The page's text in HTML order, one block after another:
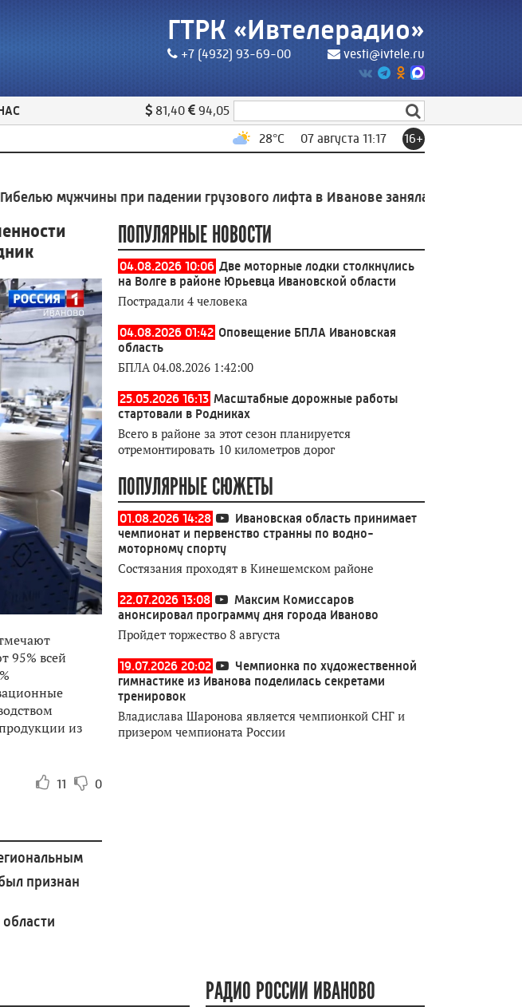
ГТРК «Ивтелерадио»
+7 (4932) 93-69-00 vesti@ivtele.ru
81,40
94,05
28°C 07 августа 11:17 16+
при падении грузового лифта в Иванове занялась прокуратура
95% всей
из
11 0
признан
ПОПУЛЯРНЫЕ НОВОСТИ
04.08.2026 10:06 Две моторные лодки столкнулись
на Волге в районе Юрьевца Ивановской области
Пострадали 4 человека
04.08.2026 01:42 Оповещение БПЛА Ивановская
область
БПЛА 04.08.2026 1:42:00
25.05.2026 16:13 Масштабные дорожные работы
стартовали в Родниках
Всего в районе за этот сезон планируется
отремонтировать 10 километров дорог
ПОПУЛЯРНЫЕ СЮЖЕТЫ
01.08.2026 14:28
Ивановская область принимает
чемпионат и первенство странны по водно-
моторному спорту
Состязания проходят в Кинешемском районе
22.07.2026 13:08
Максим Комиссаров
анонсировал программу дня города Иваново
Пройдет торжество 8 августа
19.07.2026 20:02
Чемпионка по художественной
гимнастике из Иванова поделилась секретами
тренировок
Владислава Шаронова является чемпионкой СНГ и
призером чемпионата России
РАДИО РОССИИ ИВАНОВО